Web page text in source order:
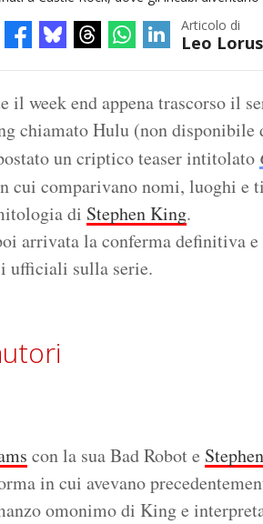
Articolo di
Leo
il week end appena trascorso il
chiamato Hulu (non disponibile
un criptico teaser intitolato
cui comparivano nomi, luoghi e
di Stephen King.
arrivata la conferma definitiva e
ufficiali sulla serie.
con la sua Bad Robot e
in cui avevano
omonimo di King e